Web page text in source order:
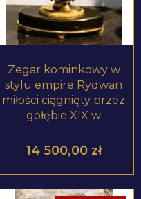
Zegar kominkowy w
stylu empire Rydwan
miłości ciągnięty przez
gołębie XIX w
14 500,00 zł